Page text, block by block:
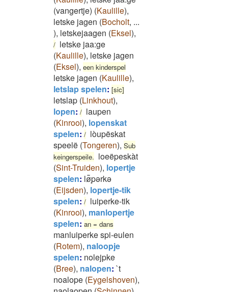
(vangertje) (Kaulille),
letske jagen (Bocholt, ...
), letskejaagen (Eksel),
/ letske jaa:ge
(Kaulille), letske jagen
(Eksel), een kinderspel
letske jagen (Kaulille),
letslap spelen: [sic]
letslap (Linkhout),
lopen: / laupen
(Kinrooi), lopenskat
spelen: / lòupëskat
speelë (Tongeren), Sub
keingerspeile. loeëpeskàt
(Sint-Truiden), lopertje
spelen: lø͂ͅpərkə
(Eijsden), lopertje-tik
spelen: / luiperke-tik
(Kinrooi), manlopertje
spelen: an = dans
manluiperke spi-eulen
(Rotem), naloopje
spelen: nolejpke
(Bree), nalopen: `t
noalope (Eygelshoven),